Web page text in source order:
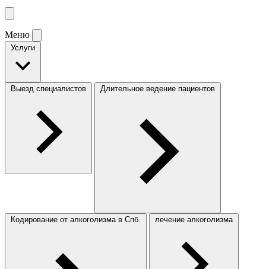
Меню
Услуги
Выезд специалистов Длительное ведение пациентов
Кодирование от алкоголизма в Спб. лечение алкоголизма